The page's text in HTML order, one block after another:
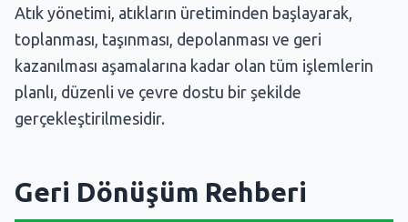
Atık Konteyner 8
Atık Konteyner 9
Atık Konteyner 10
Atık Konteyner 11
Atık yönetimi, atıkların üretiminden başlayarak,
toplanması, taşınması, depolanması ve geri
kazanılması aşamalarına kadar olan tüm işlemlerin
planlı, düzenli ve çevre dostu bir şekilde
gerçekleştirilmesidir.
Geri Dönüşüm Rehberi